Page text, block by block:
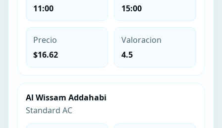
11:00
15:00
Precio
$16.62
Valoracion
4.5
Al Wissam Addahabi
Standard AC